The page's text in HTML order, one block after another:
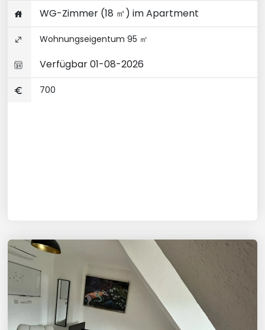
WG-Zimmer (18 ㎡) im Apartment
Wohnungseigentum 95 ㎡
Verfügbar 01-08-2026
700